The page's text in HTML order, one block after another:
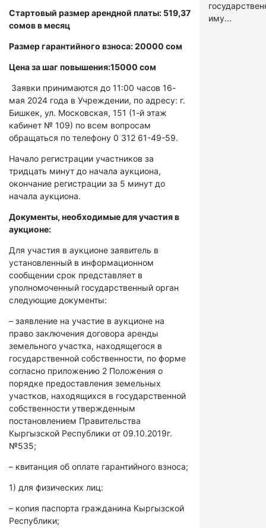
Стартовый размер арендной платы: 519,37
сомов в месяц
Размер гарантийного взноса: 20000 сом
Цена за шаг повышения:15000 сом
Заявки принимаются до 11:00 часов 16-
мая 2024 года в Учреждении, по адресу: г.
Бишкек, ул. Московская, 151 (1-й этаж
кабинет № 109) по всем вопросам
обращаться по телефону 0 312 61-49-59.
Начало регистрации участников за
тридцать минут до начала аукциона,
окончание регистрации за 5 минут до
начала аукциона.
Документы, необходимые для участия в
аукционе:
Для участия в аукционе заявитель в
установленный в информационном
сообщении срок представляет в
уполномоченный государственный орган
следующие документы:
– заявление на участие в аукционе на
право заключения договора аренды
земельного участка, находящегося в
государственной собственности, по форме
согласно приложению 2 Положения о
порядке предоставления земельных
участков, находящихся в государственной
собственности утвержденным
постановлением Правительства
Кыргызской Республики от 09.10.2019г.
№535;
– квитанция об оплате гарантийного взноса;
1) для физических лиц:
– копия паспорта гражданина Кыргызской
Республики;
иму...